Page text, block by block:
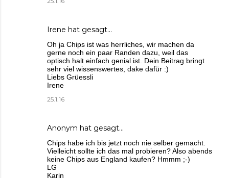
Irene hat gesagt…
Oh ja Chips ist was herrliches, wir machen da
gerne noch ein paar Randen dazu, weil das
optisch halt einfach genial ist. Dein Beitrag bringt
sehr viel wissenswertes, dake dafür :)
Liebs Grüessli
Irene
25.1.16
Anonym hat gesagt…
Chips habe ich bis jetzt noch nie selber gemacht.
Vielleicht sollte ich das mal probieren? Also abends
keine Chips aus England kaufen? Hmmm ;-)
LG
Karin